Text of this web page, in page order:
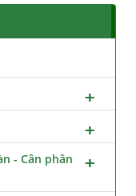
- Cân phân